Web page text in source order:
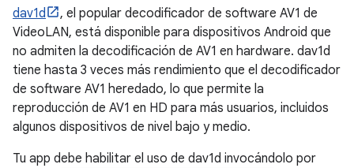
dav1d
, el popular decodificador de software AV1 de
VideoLAN, está disponible para dispositivos Android que
no admiten la decodificación de AV1 en hardware. dav1d
tiene hasta 3 veces más rendimiento que el decodificador
de software AV1 heredado, lo que permite la
reproducción de AV1 en HD para más usuarios, incluidos
algunos dispositivos de nivel bajo y medio.
Tu app debe habilitar el uso de dav1d invocándolo por